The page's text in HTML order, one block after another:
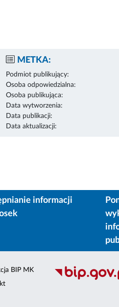
METKA:
Podmiot publikujący:
Osoba odpowiedzialna:
Osoba publikująca:
Data wytworzenia:
Data publikacji:
Data aktualizacji:
informacji
BIP MK